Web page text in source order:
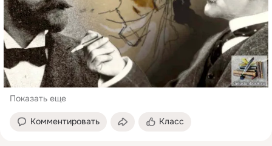
Показать еще
Комментировать Класс